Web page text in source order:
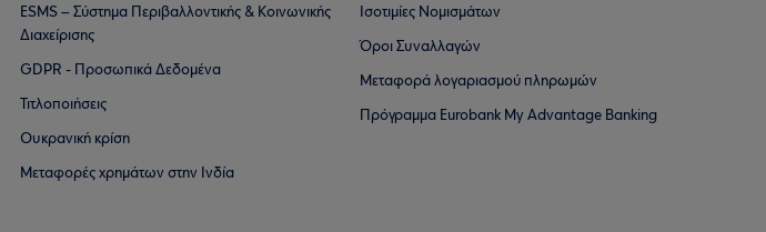
ESMS – Σύστημα Περιβαλλοντικής & Κοινωνικής
Διαχείρισης
GDPR - Προσωπικά Δεδομένα
Τιτλοποιήσεις
Ουκρανική κρίση
Μεταφορές χρημάτων στην Ινδία
Ισοτιμίες Νομισμάτων
Όροι Συναλλαγών
Μεταφορά λογαριασμού πληρωμών
Πρόγραμμα Eurobank My Advantage Banking